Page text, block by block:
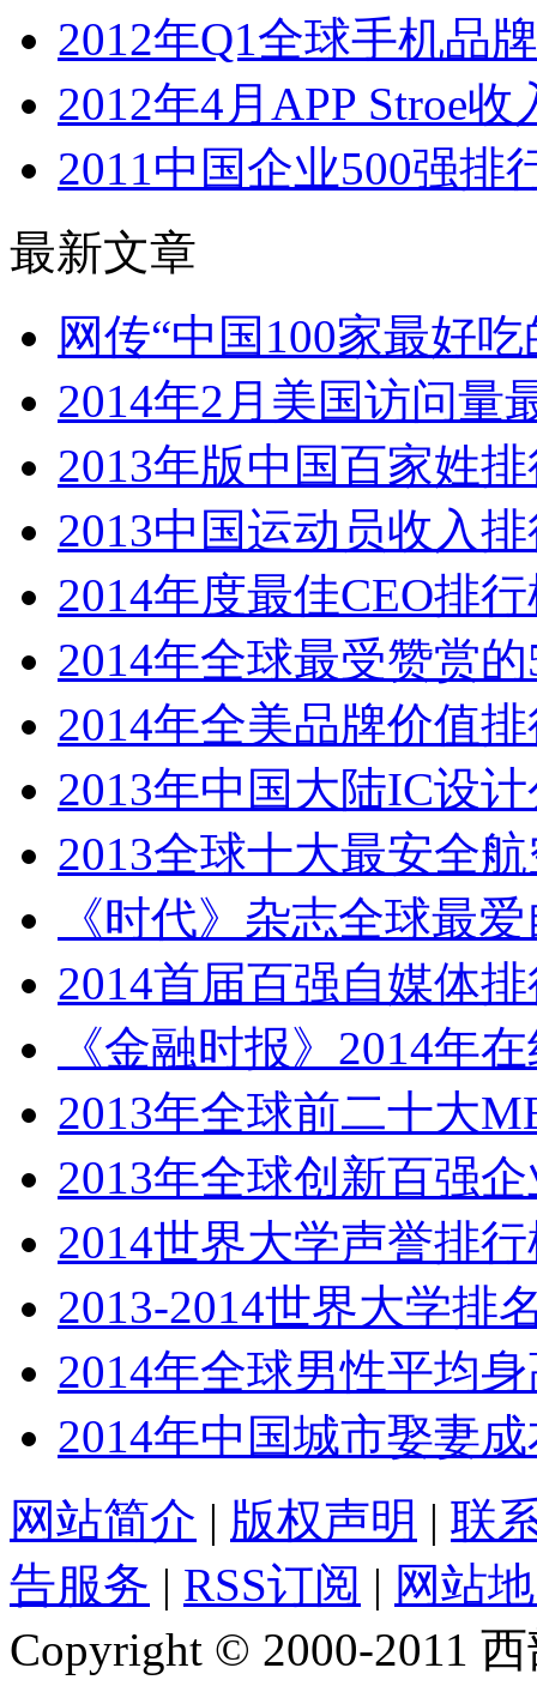
2012年Q1全球手机品
2012年4月APP Stroe
2011中国企业500强排
最新文章
网传“中国100家最好
2014年2月美国访问量
2013年版中国百家姓
2013中国运动员收入
2014年度最佳CEO排
2014年全球最受赞赏
2014年全美品牌价值
2013年中国大陆IC设
2013全球十大最安全
《时代》杂志全球最
2014首届百强自媒体
《金融时报》2014年
2013年全球前二十大
2013年全球创新百强
2014世界大学声誉排
2013-2014世界大学排
2014年全球男性平均
2014年中国城市娶妻
网站简介 | 版权声明 | 联
告服务 | RSS订阅 | 网站
Copyright © 2000-2011